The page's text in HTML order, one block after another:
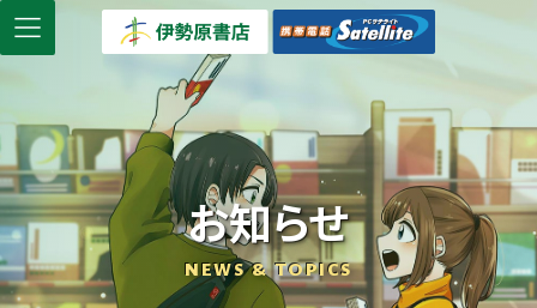
コ
へ
ス
キ
ッ
プ
ョ
ン
に
移
動
お知らせ
NEWS & TOPICS